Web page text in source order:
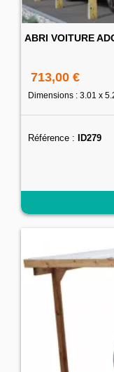
ABRI VOITURE
713,00 €
Dimensions : 3.01 x
Référence : ID279